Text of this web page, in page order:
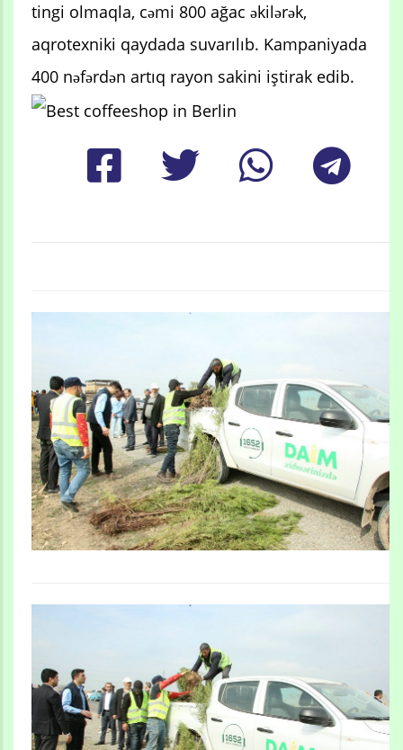
tingi olmaqla, cəmi 800 ağac əkilərək,
aqrotexniki qaydada suvarılıb. Kampaniyada
400 nəfərdən artıq rayon sakini iştirak edib.